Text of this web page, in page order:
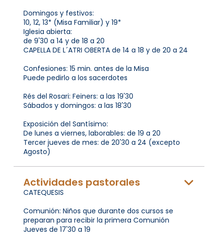
Domingos y festivos:
10, 12, 13* (Misa Familiar) y 19*
Iglesia abierta:
de 9'30 a 14 y de 18 a 20
CAPELLA DE L´ATRI OBERTA de 14 a 18 y de 20 a 24
Confesiones: 15 min. antes de la Misa
Puede pedirlo a los sacerdotes
Rés del Rosari: Feiners: a las 19'30
Sábados y domingos: a las 18'30
Exposición del Santísimo:
De lunes a viernes, laborables: de 19 a 20
Tercer jueves de mes: de 20'30 a 24 (excepto
Agosto)
Actividades pastorales
CATEQUESIS
Comunión: Niños que durante dos cursos se
preparan para recibir la primera Comunión
Jueves de 17'30 a 19